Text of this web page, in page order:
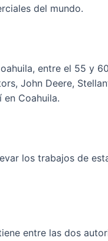
del mundo.
entre el 55 y
John Deere,
Coahuila.
los trabajos de
entre las dos